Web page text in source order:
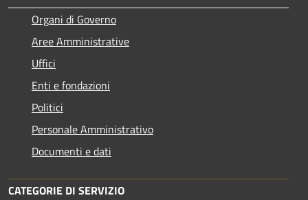
Organi di Governo
Aree Amministrative
Uffici
Enti e fondazioni
Politici
Personale Amministrativo
Documenti e dati
CATEGORIE DI SERVIZIO